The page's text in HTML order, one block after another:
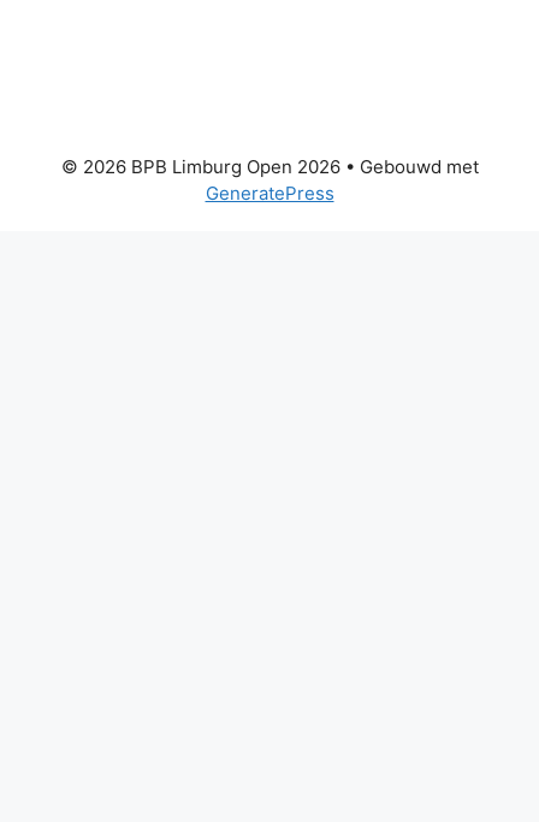
© 2026 BPB Limburg Open 2026• Gebouwd met
GeneratePress